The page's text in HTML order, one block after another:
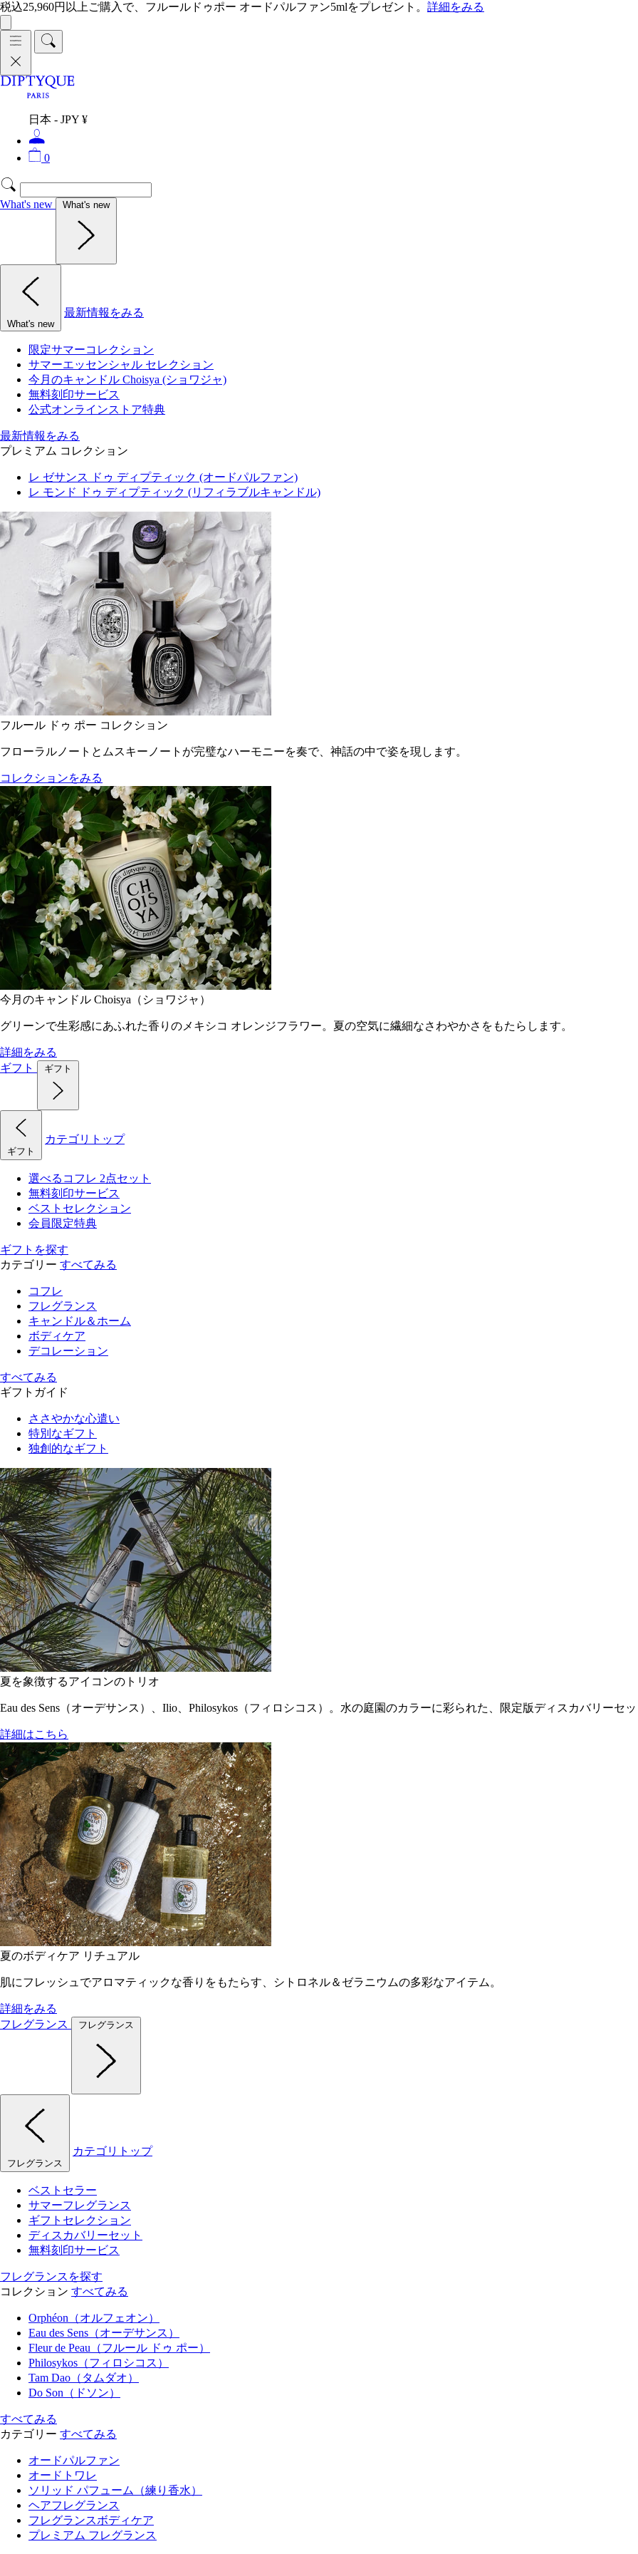
税込25,960円以上ご購入で、フルールドゥポー オードパルファン5mlをプレゼント。 詳細をみる
日本 - JPY ¥
0
What's new What's new
What's new
最新情報をみる
限定サマーコレクション
サマーエッセンシャル セレクション
今月のキャンドル Choisya (ショワジャ)
無料刻印サービス
公式オンラインストア特典
最新情報をみる
プレミアム コレクション
レ ゼサンス ドゥ ディプティック (オードパルファン)
レ モンド ドゥ ディプティック (リフィラブルキャンドル)
フルール ドゥ ポー コレクション
フローラルノートとムスキーノートが完璧なハーモニーを奏で、神話の中で姿を現します。
コレクションをみる
今月のキャンドル Choisya（ショワジャ）
グリーンで生彩感にあふれた香りのメキシコ オレンジフラワー。夏の空気に繊細なさわやかさをもたらします。
詳細をみる
ギフト
ギフト
ギフト
カテゴリトップ
選べるコフレ 2点セット
無料刻印サービス
ベストセレクション
会員限定特典
ギフトを探す
カテゴリー すべてみる
コフレ
フレグランス
キャンドル＆ホーム
ボディケア
デコレーション
すべてみる
ギフトガイド
ささやかな心遣い
特別なギフト
独創的なギフト
夏を象徴するアイコンのトリオ
Eau des Sens（オーデサンス）、Ilio、Philosykos（フィロシコス）。水の庭園のカラーに彩られた、限定版ディスカバリーセ
詳細はこちら
夏のボディケア リチュアル
肌にフレッシュでアロマティックな香りをもたらす、シトロネル＆ゼラニウムの多彩なアイテム。
詳細をみる
フレグランス
フレグランス
フレグランス
カテゴリトップ
ベストセラー
サマーフレグランス
ギフトセレクション
ディスカバリーセット
無料刻印サービス
フレグランスを探す
コレクション すべてみる
Orphéon（オルフェオン）
Eau des Sens（オーデサンス）
Fleur de Peau（フルール ドゥ ポー）
Philosykos（フィロシコス）
Tam Dao（タムダオ）
Do Son（ドソン）
すべてみる
カテゴリー すべてみる
オードパルファン
オードトワレ
ソリッド パフューム（練り香水）
ヘアフレグランス
フレグランスボディケア
プレミアム フレグランス